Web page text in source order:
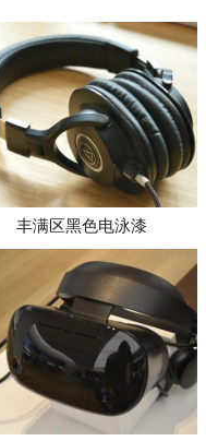
丰满区黑色电泳漆